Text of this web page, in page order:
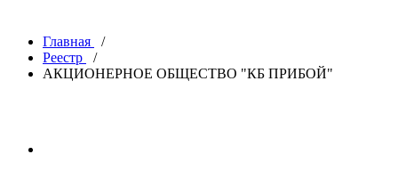
Главная
/
Реестр
/
АКЦИОНЕРНОЕ ОБЩЕСТВО "КБ ПРИБОЙ"